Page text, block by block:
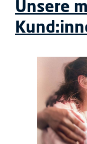
Unsere